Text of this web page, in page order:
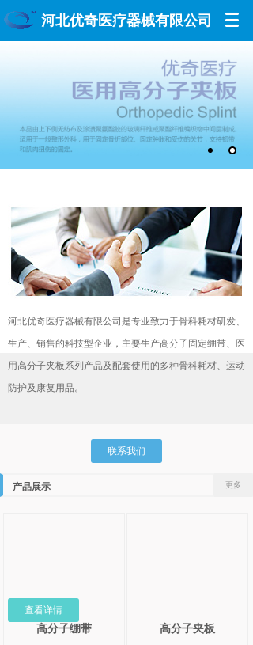
河北优奇医疗器械有限公司
河北优奇医疗器械有限公司是专业致力于骨科耗材研发、
生产、销售的科技型企业，主要生产高分子固定绷带、医
用高分子夹板系列产品及配套使用的多种骨科耗材、运动
防护及康复用品。
联系我们
查看详情
产品展示 更多
高分子绷带 高分子夹板